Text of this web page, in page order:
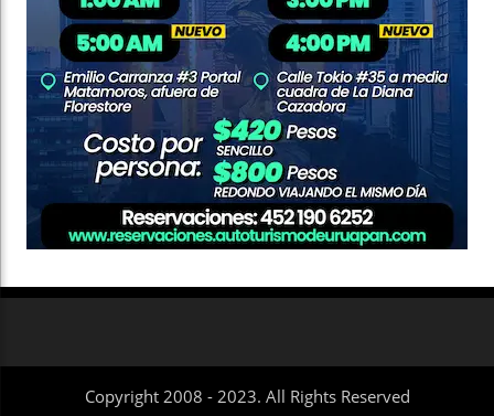
Copyright 2008 - 2023. All Rights Reserved